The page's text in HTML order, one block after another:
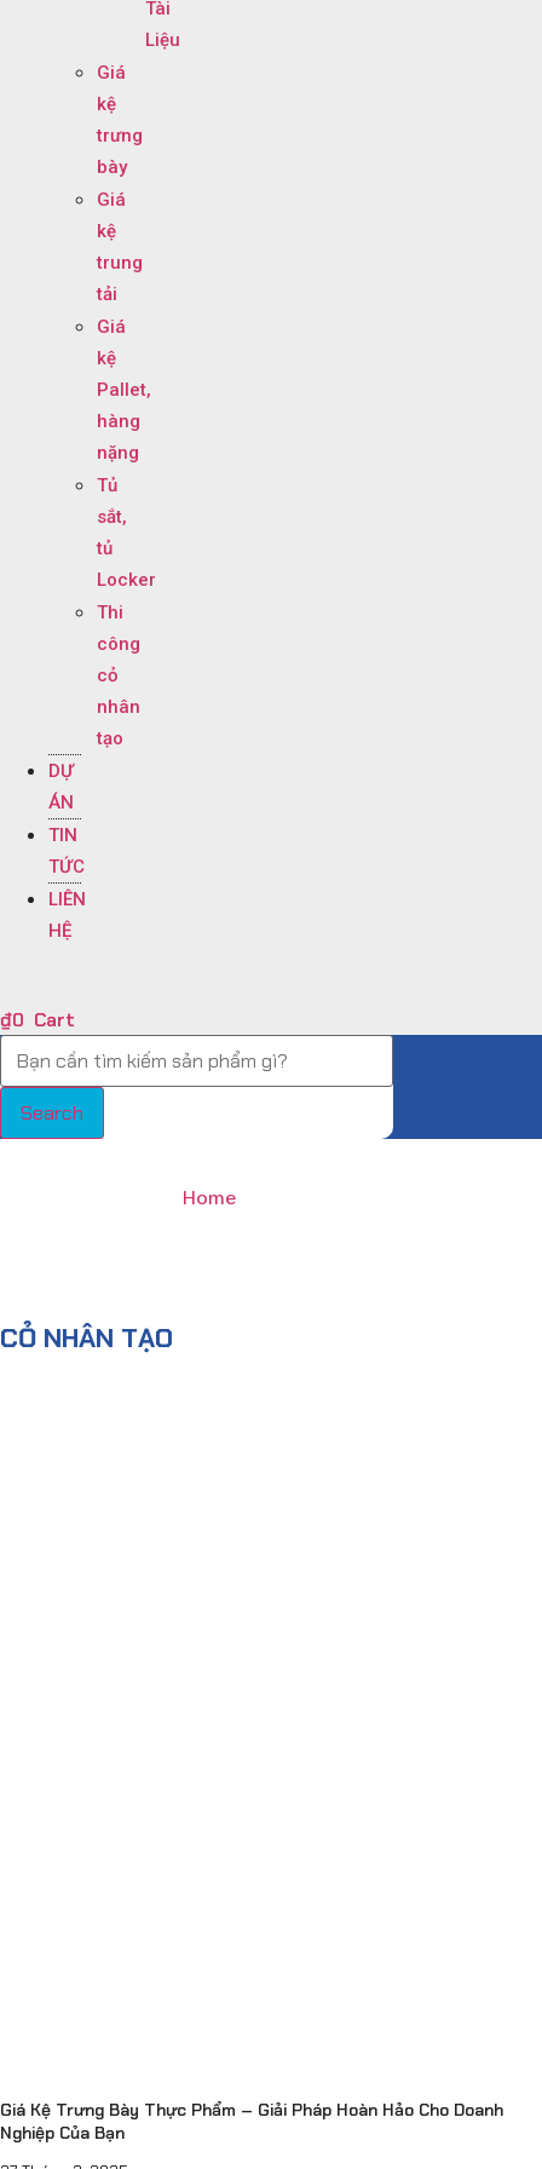
Tài
Liệu
Giá
kệ
trưng
bày
Giá
kệ
trung
tải
Giá
kệ
Pallet,
hàng
nặng
Tủ
sắt,
tủ
Locker
Thi
công
cỏ
nhân
tạo
DỰ
ÁN
TIN
TỨC
LIÊN
HỆ
₫0 Cart
Search
Home/ Cỏ nhân tạo
CỎ NHÂN TẠO
Giá Kệ Trưng Bày Thực Phẩm – Giải Pháp Hoàn Hảo Cho Doanh
Nghiệp Của Bạn